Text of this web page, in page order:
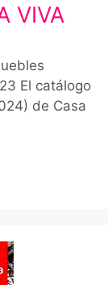
VIVA
El catálogo
de Casa